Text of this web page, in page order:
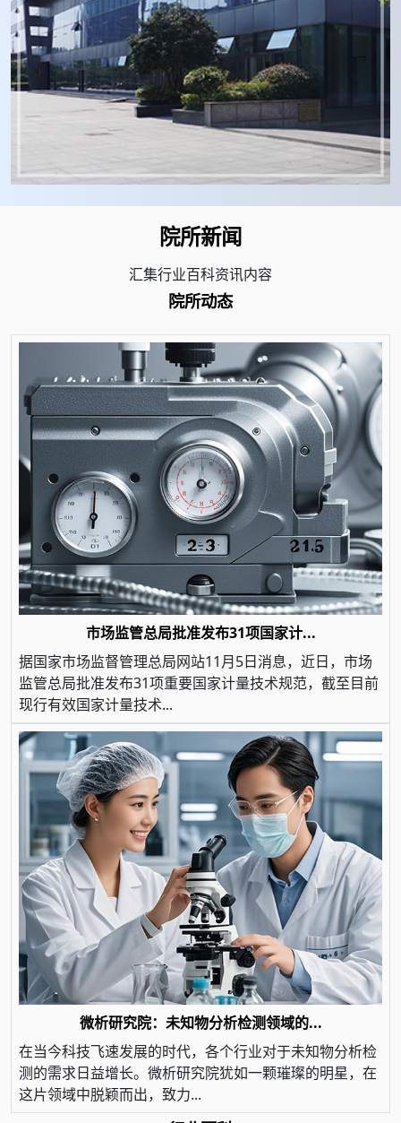
院所新闻
汇集行业百科资讯内容
院所动态
市场监管总局批准发布31项国家计...
据国家市场监督管理总局网站11月5日消息，近日，市场
监管总局批准发布31项重要国家计量技术规范，截至目前
现行有效国家计量技术...
微析研究院：未知物分析检测领域的...
在当今科技飞速发展的时代，各个行业对于未知物分析检
测的需求日益增长。微析研究院犹如一颗璀璨的明星，在
这片领域中脱颖而出，致力...